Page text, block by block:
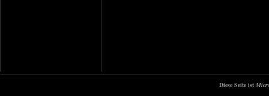
Diese Seite ist